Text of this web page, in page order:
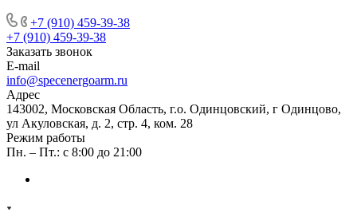
+7 (910) 459-39-38
+7 (910) 459-39-38
Заказать звонок
E-mail
info@specenergoarm.ru
Адрес
143002, Московская Область, г.о. Одинцовский, г Одинцово,
ул Акуловская, д. 2, стр. 4, ком. 28
Режим работы
Пн. – Пт.: с 8:00 до 21:00